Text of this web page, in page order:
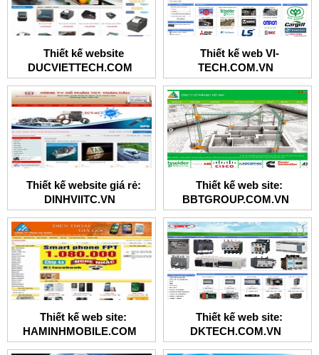
Thiết kế website
DUCVIETTECH.COM
Thiết kế web VI-
TECH.COM.VN
Thiết kế website giá rẻ:
DINHVIITC.VN
Thiết kế web site:
BBTGROUP.COM.VN
Thiết kế web site:
HAMINHMOBILE.COM
Thiết kế web site:
DKTECH.COM.VN